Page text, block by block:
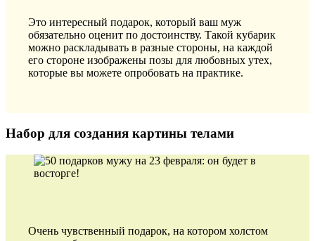
Это интересный подарок, который ваш муж
обязательно оценит по достоинству. Такой кубарик
можно раскладывать в разные стороны, на каждой
его стороне изображены позы для любовных утех,
которые вы можете опробовать на практике.
Набор для создания картины телами
Очень чувственный подарок, на котором холстом